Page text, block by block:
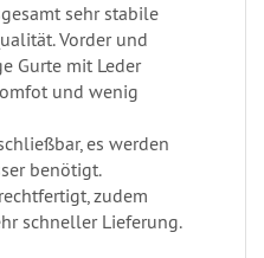
sehr stabile
Vorder und
Gurte mit Leder
und wenig
es werden
benötigt.
zudem
schneller Lieferung.